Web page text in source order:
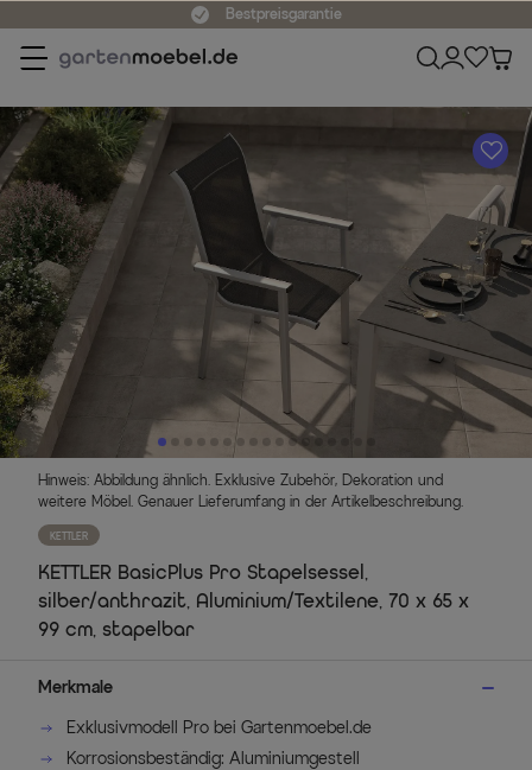
Bestpreisgarantie
A
Hinweis: Abbildung ähnlich. Exklusive Zubehör, Dekoration und
weitere Möbel. Genauer Lieferumfang in der Artikelbeschreibung.
KETTLER
KETTLER BasicPlus Pro Stapelsessel,
silber/anthrazit, Aluminium/Textilene, 70 x 65 x
99 cm, stapelbar
Merkmale
Exklusivmodell Pro bei Gartenmoebel.de
Korrosionsbeständig: Aluminiumgestell